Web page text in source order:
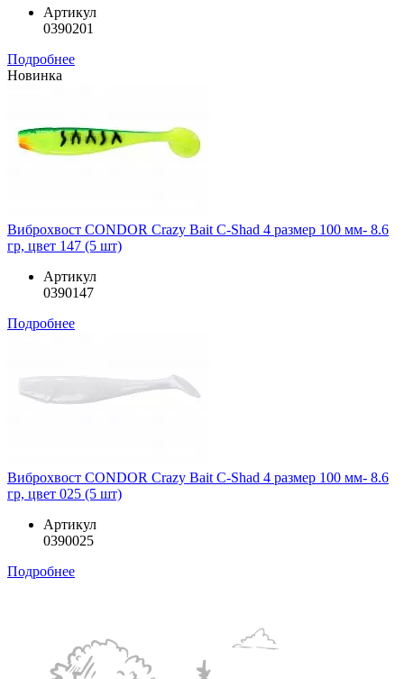
Артикул
0390201
Подробнее
Новинка
Виброхвост CONDOR Crazy Bait C-Shad 4 размер 100 мм- 8.6
гр, цвет 147 (5 шт)
Артикул
0390147
Подробнее
Виброхвост CONDOR Crazy Bait C-Shad 4 размер 100 мм- 8.6
гр, цвет 025 (5 шт)
Артикул
0390025
Подробнее